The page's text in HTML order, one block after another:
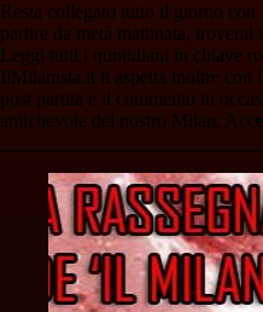
Resta collegato tutto il giorno
partire da metà mattinata, troverai
Leggi tutti i quotidiani in chiave
IlMilanista.it ti aspetta inoltre con
post partita e il commento in
amichevole del nostro Milan.